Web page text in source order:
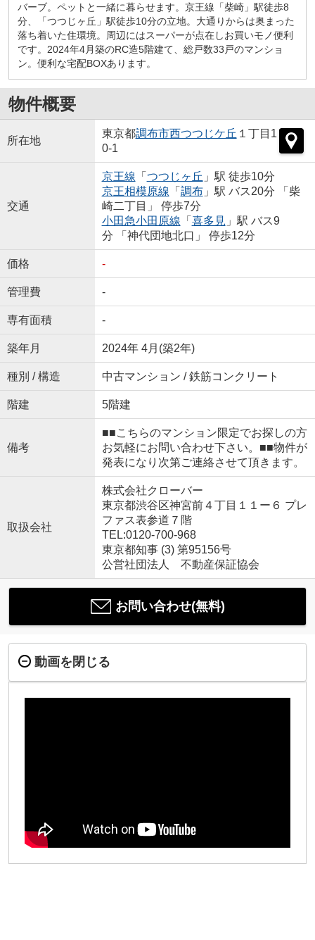
バーブ。ペットと一緒に暮らせます。京王線「柴崎」駅徒歩8
分、「つつじヶ丘」駅徒歩10分の立地。大通りからは奥まった
落ち着いた住環境。周辺にはスーパーが点在しお買いモノ便利
です。2024年4月築のRC造5階建て、総戸数33戸のマンショ
ン。便利な宅配BOXあります。
物件概要
所在地
東京都調布市西つつじケ丘 １丁目1
0-1
交通
京王線 「 つつじヶ丘 」駅 徒歩10分
京王相模原線 「 調布」駅 バス20分 「柴
崎二丁目」 停歩7分
小田急小田原線 「 喜多見 」駅 バス9
分 「神代団地北口」 停歩12分
価格 -
管理費 -
専有面積 -
築年月 2024年 4月(築2年)
種別 / 構造 中古マンション / 鉄筋コンクリート
階建 5階建
備考
■■こちらのマンション限定でお探しの方
お気軽にお問い合わせ下さい。■■物件が
発表になり次第ご連絡させて頂きます。
取扱会社
株式会社クローバー
東京都渋谷区神宮前４丁目１１ー６ プレ
ファス表参道７階
TEL:0120-700-968
東京都知事 (3) 第95156号
公営社団法人 不動産保証協会
お問い合わせ(無料)
動画を閉じる